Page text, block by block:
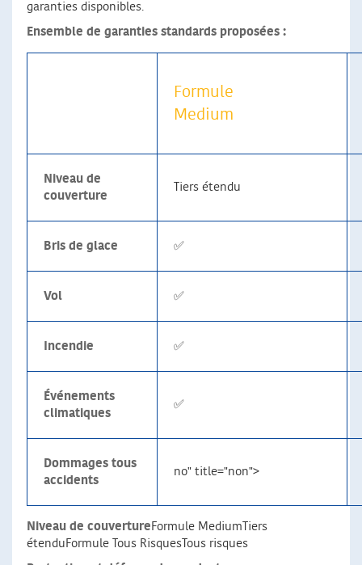
garanties disponibles.
Ensemble de garanties standards proposées :
Formule
Medium
Niveau de
couverture
Tiers étendu
Bris de glace ✅
Vol ✅
Incendie ✅
Événements
climatiques
✅
Dommages tous
accidents
no" title="non">
Niveau de couverture Formule MediumTiers
étenduFormule Tous RisquesTous risques